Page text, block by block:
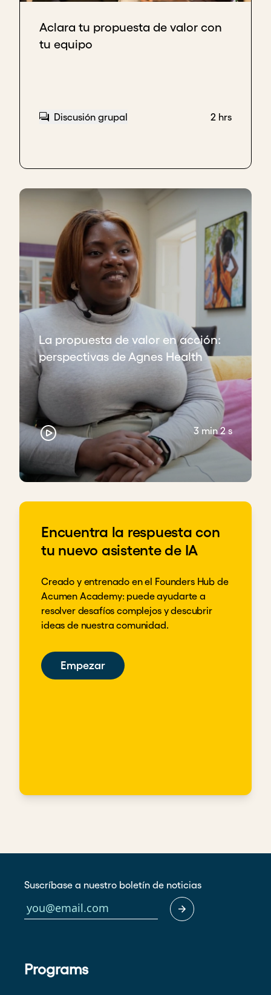
empezamos a concentrarnos solo en comida.
Ahora bien, cuando se piensa en una cadena de
nuestra propuesta de valor y dijimos: “¿Sabes qué?
industrias, estamos en el negocio de la
De ahí vino [esa claridad]. Antes estábamos en el
negocio delsoftwarey construíamos un
software
que podía hacer A, B y C. Mientras que [definir la
propuesta de valor] cambia tu forma de pensar. Eso
fue bueno porque, antes de eso, supongo que
teníamos nuestra visión y nuestra misión, y toda esa
buena documentación, pero eso fue lo que marcó
la diferencia [...], una vez más, en retrospectiva.
Ojalá hace veinte años, cuando comencé la
empresa, hubiésemos hecho eso. ¡Nos hubiese
ahorrado mucho dolor!
Conclusiones clave
Identifica una propuesta de valor que te
diferencie de tu competencia.
Alinea tu propuesta de valor con las
necesidades de tu la clientela para enfocar
tus esfuerzos e impulsar resultados de
impacto.
Aclara tu propuesta de valor con
tu equipo
Discusión grupal 2 hrs
La propuesta de valor en acción:
perspectivas de Agnes Health
3 min 2 s
Encuentra la respuesta con
tu nuevo asistente de IA
Creado y entrenado en el Founders Hub de
Acumen Academy: puede ayudarte a
resolver desafíos complejos y descubrir
ideas de nuestra comunidad.
Empezar
Suscríbase a nuestro boletín de noticias
Programs